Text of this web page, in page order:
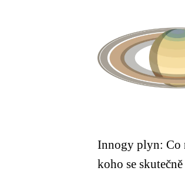
Innogy plyn: Co
koho se